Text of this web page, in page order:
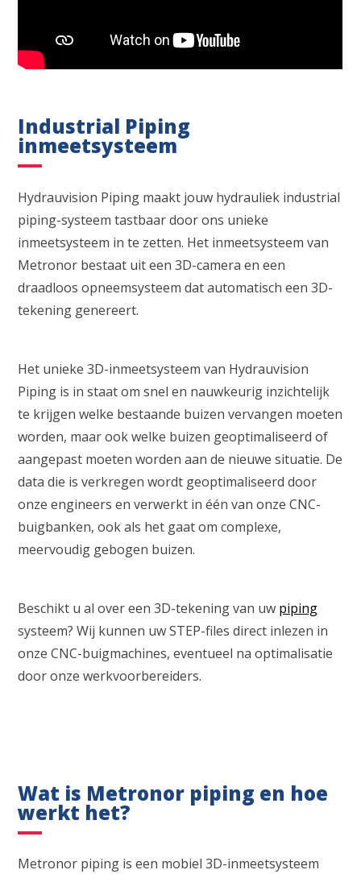
Industrial Piping
inmeetsysteem
Hydrauvision Piping maakt jouw hydrauliek industrial
piping-systeem tastbaar door ons unieke
inmeetsysteem in te zetten. Het inmeetsysteem van
Metronor bestaat uit een 3D-camera en een
draadloos opneemsysteem dat automatisch een 3D-
tekening genereert.
Het unieke 3D-inmeetsysteem van Hydrauvision
Piping is in staat om snel en nauwkeurig inzichtelijk
te krijgen welke bestaande buizen vervangen moeten
worden, maar ook welke buizen geoptimaliseerd of
aangepast moeten worden aan de nieuwe situatie. De
data die is verkregen wordt geoptimaliseerd door
onze engineers en verwerkt in één van onze CNC-
buigbanken, ook als het gaat om complexe,
meervoudig gebogen buizen.
Beschikt u al over een 3D-tekening van uw piping
systeem? Wij kunnen uw STEP-files direct inlezen in
onze CNC-buigmachines, eventueel na optimalisatie
door onze werkvoorbereiders.
Wat is Metronor piping en hoe
werkt het?
Metronor piping is een mobiel 3D-inmeetsysteem